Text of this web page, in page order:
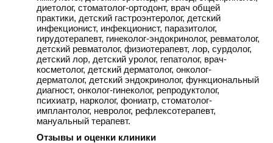
диетолог, стоматолог-ортодонт, врач общей
практики, детский гастроэнтеролог, детский
инфекционист, инфекционист, паразитолог,
гирудотерапевт, гинеколог-эндокринолог, ревматолог,
детский ревматолог, физиотерапевт, лор, сурдолог,
детский лор, детский уролог, гепатолог, врач-
косметолог, детский дерматолог, онколог-
дерматолог, детский эндокринолог, функциональный
диагност, онколог-гинеколог, репродуктолог,
психиатр, нарколог, фониатр, стоматолог-
имплантолог, невролог, рефлексотерапевт,
мануальный терапевт.
Отзывы и оценки клиники